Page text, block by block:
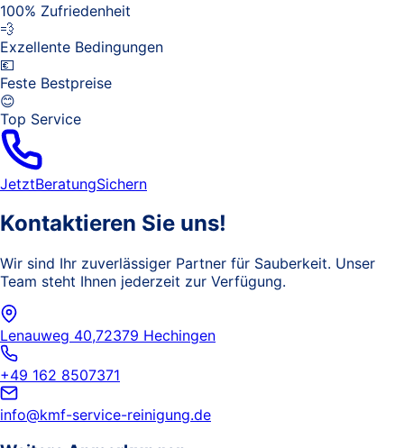
100% Zufriedenheit
💨
Exzellente Bedingungen
💶
Feste Bestpreise
😊
Top Service
JetztBeratungSichern
Kontaktieren Sie uns!
Wir sind Ihr zuverlässiger Partner für Sauberkeit. Unser
Team steht Ihnen jederzeit zur Verfügung.
Lenauweg 40,72379 Hechingen
+49 162 8507371
info@kmf-service-reinigung.de